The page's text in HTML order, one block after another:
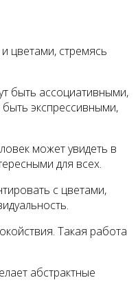
цветами, стремясь
быть ассоциативными,
экспрессивными,
может увидеть в
для всех.
с цветами,
Такая работа
абстрактные